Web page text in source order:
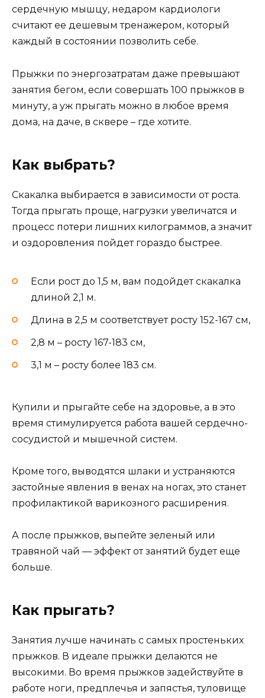
сердечную мышцу, недаром кардиологи
считают ее дешевым тренажером, который
каждый в состоянии позволить себе.
Прыжки по энергозатратам даже превышают
занятия бегом, если совершать 100 прыжков в
минуту, а уж прыгать можно в любое время
дома, на даче, в сквере – где хотите.
Как выбрать?
Скакалка выбирается в зависимости от роста.
Тогда прыгать проще, нагрузки увеличатся и
процесс потери лишних килограммов, а значит
и оздоровления пойдет гораздо быстрее.
Если рост до 1,5 м, вам подойдет скакалка
длиной 2,1 м.
Длина в 2,5 м соответствует росту 152-167 см,
2,8 м – росту 167-183 см,
3,1 м – росту более 183 см.
Купили и прыгайте себе на здоровье, а в это
время стимулируется работа вашей сердечно-
сосудистой и мышечной систем.
Кроме того, выводятся шлаки и устраняются
застойные явления в венах на ногах, это станет
профилактикой варикозного расширения.
А после прыжков, выпейте зеленый или
травяной чай — эффект от занятий будет еще
больше.
Как прыгать?
Занятия лучше начинать с самых простеньких
прыжков. В идеале прыжки делаются не
высокими. Во время прыжков задействуйте в
работе ноги, предплечья и запястья, туловище